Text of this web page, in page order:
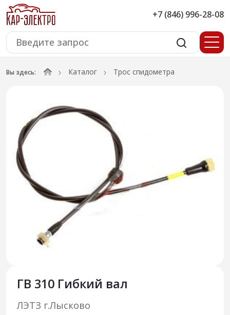
+7 (846) 996-28-08
Вы здесь: Каталог Трос спидометра
ГВ 310 Гибкий вал
ЛЭТЗ г.Лысково